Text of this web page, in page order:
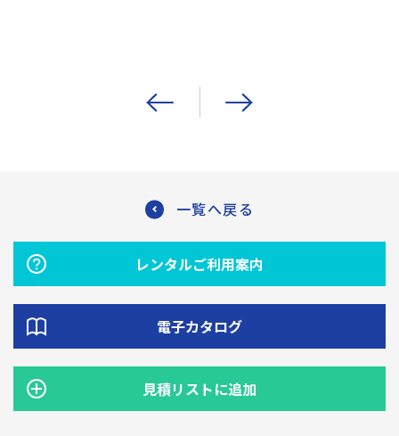
一覧へ戻る
レンタルご利用案内
電子カタログ
見積リストに追加